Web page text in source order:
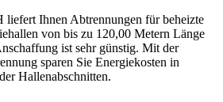
Ihnen Abtrennungen für beheizte
von bis zu 120,00 Metern Länge
ist sehr günstig. Mit der
sparen Sie Energiekosten in
Hallenabschnitten.